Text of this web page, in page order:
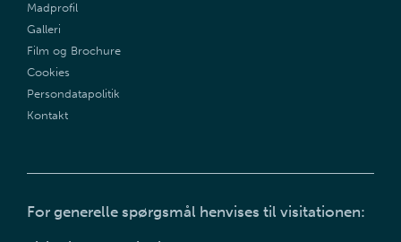
Madprofil
Galleri
Film og Brochure
Cookies
Persondatapolitik
Kontakt
For generelle spørgsmål henvises til visitationen: